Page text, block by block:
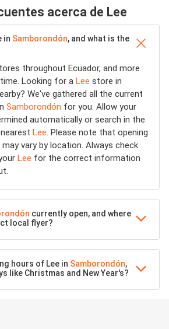
acerca de Lee
in Samborondón, and what is the
throughout Ecuador, and more
Looking for a Lee store in
We've gathered all the current
Samborondón for you. Allow your
automatically or search in the
Lee. Please note that opening
vary by location. Always check
Lee for the correct information
currently open, and where
local flyer?
hours of Lee in Samborondón,
like Christmas and New Year's?